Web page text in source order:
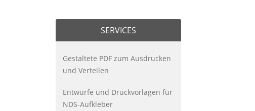
SERVICES
Gestaltete PDF zum Ausdrucken
und Verteilen
Entwürfe und Druckvorlagen für
NDS-Aufkleber